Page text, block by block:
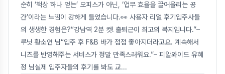
순히 ‘책상 하나 얻는’ 오피스가 아닌, ‘업무 효율을 끌어올리는 공
간’이라는 느낌이 강하게 들었습니다.👀 사용자 리얼 후기입주사들
의 생생한 경험은?“강남역 2분 컷! 출퇴근이 최고의 복지입니다.”–
루닛 황소연 님“입주 후 F&B 바가 점점 좋아지더라고요. 계속해서
니즈를 반영해주는 서비스가 정말 만족스러워요.”– 피알와이드 유혜
정 님실제 입주자들의 후기를 봐도 교...